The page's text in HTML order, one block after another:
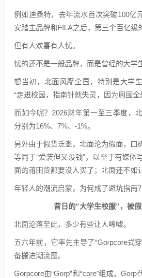
例如迪桑特，去年流水首次突破100亿
安踏主品牌和FILA之后，第三个百亿级
但有人欢喜有人忧。
忧的还不是一般品牌，而是曾经的大学
想当初，北面风靡全国，特别是大学
“走进校园，指南针就失灵，因为周围全
而如今呢？2026财年第一至三季度，
分别为16%、7%、-1%。
另外由于假货泛滥，北面沦为假面，口
等同于“爱装但又没钱”，以至于有媒体
面的莆田货都要没人买了；北面还不如
年轻人的潮流启蒙，为何成了避坑指南？
昔日的“大学生校服”，被
北面沦落至此，多少有些让人唏嘘。
五六年前，它率先主导了“Gorpcore式
备搬进潮流圈。
Gorpcore由“Gorp”和“core”组成。Gorp